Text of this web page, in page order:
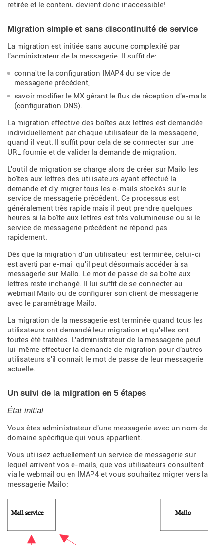
retirée et le contenu devient donc inaccessible!
Migration simple et sans discontinuité de service
La migration est initiée sans aucune complexité par
l'administrateur de la messagerie. Il suffit de:
connaître la configuration IMAP4 du service de
messagerie précédent,
savoir modifier le MX gérant le flux de réception d'e-mails
(configuration DNS).
La migration effective des boîtes aux lettres est demandée
individuellement par chaque utilisateur de la messagerie,
quand il veut. Il suffit pour cela de se connecter sur une
URL fournie et de valider la demande de migration.
L'outil de migration se charge alors de créer sur Mailo les
boîtes aux lettres des utilisateurs ayant effectué la
demande et d'y migrer tous les e-mails stockés sur le
service de messagerie précédent. Ce processus est
généralement très rapide mais il peut prendre quelques
heures si la boîte aux lettres est très volumineuse ou si le
service de messagerie précédent ne répond pas
rapidement.
Dès que la migration d'un utilisateur est terminée, celui-ci
est averti par e-mail qu'il peut désormais accéder à sa
messagerie sur Mailo. Le mot de passe de sa boîte aux
lettres reste inchangé. Il lui suffit de se connecter au
webmail Mailo ou de configurer son client de messagerie
avec le paramétrage Mailo.
La migration de la messagerie est terminée quand tous les
utilisateurs ont demandé leur migration et qu'elles ont
toutes été traitées. L'administrateur de la messagerie peut
lui-même effectuer la demande de migration pour d'autres
utilisateurs s'il connaît le mot de passe de leur messagerie
actuelle.
Un suivi de la migration en 5 étapes
État initial
Vous êtes administrateur d'une messagerie avec un nom de
domaine spécifique qui vous appartient.
Vous utilisez actuellement un service de messagerie sur
lequel arrivent vos e-mails, que vos utilisateurs consultent
via le webmail ou en IMAP4 et vous souhaitez migrer vers la
messagerie Mailo: